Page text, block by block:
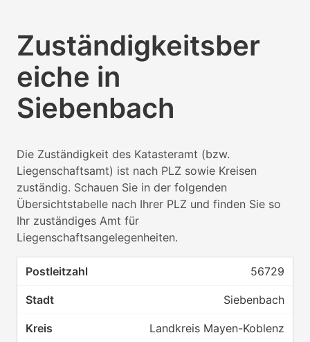
Zuständigkeitsber
eiche in
Siebenbach
Die Zuständigkeit des Katasteramt (bzw.
Liegenschaftsamt) ist nach PLZ sowie Kreisen
zuständig. Schauen Sie in der folgenden
Übersichtstabelle nach Ihrer PLZ und finden Sie so
Ihr zuständiges Amt für
Liegenschaftsangelegenheiten.
56729
Siebenbach
Landkreis Mayen-Koblenz